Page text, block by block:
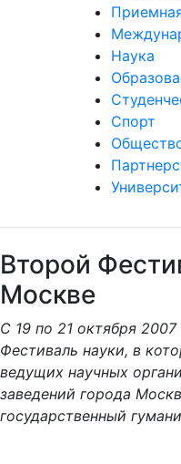
Наука
Спорт
Второй
Москве
С 19 по 21 октября
Фестиваль науки, в
ведущих научных
заведений города
государственный